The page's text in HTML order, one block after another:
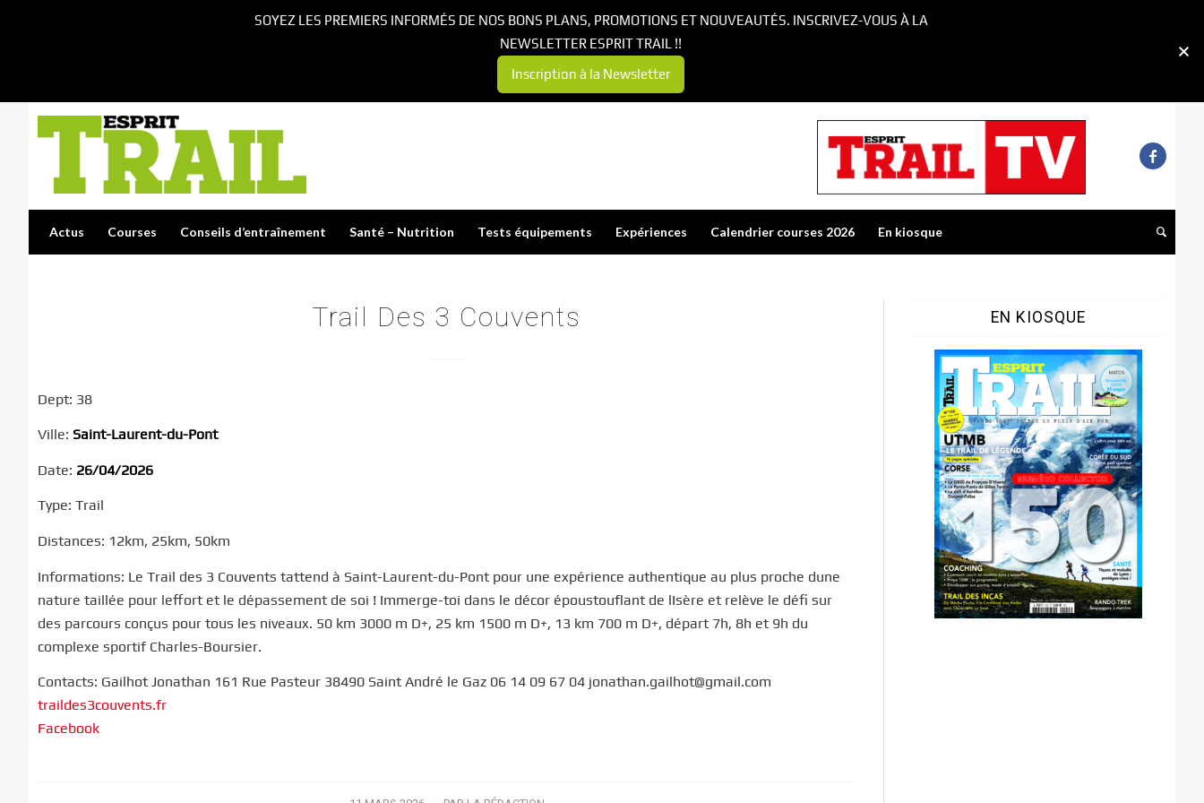
Actus Courses Conseils d’entraînement Santé – Nutrition Tests équipements Expériences Calendrier courses 2026 En kiosque
Trail Des 3 Couvents
Dept: 38
Ville: Saint-Laurent-du-Pont
Date: 26/04/2026
Type: Trail
Distances: 12km, 25km, 50km
Informations: Le Trail des 3 Couvents tattend à Saint-Laurent-du-Pont pour une expérience authentique au plus proche dune
nature taillée pour leffort et le dépassement de soi ! Immerge-toi dans le décor époustouflant de lIsère et relève le défi sur
des parcours conçus pour tous les niveaux. 50 km 3000 m D+, 25 km 1500 m D+, 13 km 700 m D+, départ 7h, 8h et 9h du
complexe sportif Charles-Boursier.
Contacts: Gailhot Jonathan 161 Rue Pasteur 38490 Saint André le Gaz 06 14 09 67 04 jonathan.gailhot@gmail.com
traildes3couvents.fr
Facebook
EN KIOSQUE
SOYEZ LES PREMIERS INFORMÉS DE NOS BONS PLANS, PROMOTIONS ET NOUVEAUTÉS. INSCRIVEZ-VOUS À LA
NEWSLETTER ESPRIT TRAIL !!
Inscription à la Newsletter